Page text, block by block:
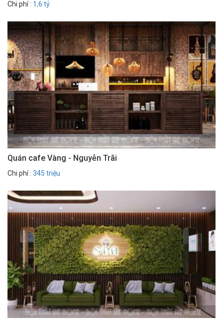
Chi phí : 1,6 tỷ
Quán cafe Vàng - Nguyễn Trãi
Chi phí : 345 triệu